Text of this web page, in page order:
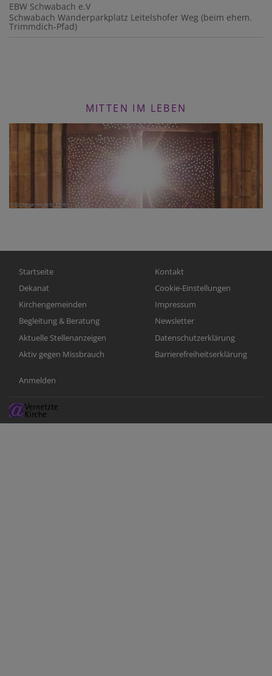
EBW Schwabach e.V
Schwabach Wanderparkplatz Leitelshofer Weg (beim ehem.
Trimmdich-Pfad)
MITTEN IM LEBEN
Hauptnavigation
Startseite
Dekanat
Kirchengemeinden
Begleitung & Beratung
Aktuelle Stellenanzeigen
Aktiv gegen Missbrauch
Fußbereichsmenü
Kontakt
Cookie-Einstellungen
Impressum
Newsletter
Datenschutzerklärung
Barrierefreiheitserklärung
Benutzermenü
Anmelden